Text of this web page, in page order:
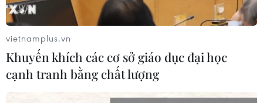
Nam là "sự trừu tượng được dàn dựng táo bạo rất nghệ
thuật về các quan hệ xã hội nhờ sử dụng những cấu
trúc cụ thể."
vietnamplus.vn
Khuyến khích các cơ sở giáo dục đại học
cạnh tranh bằng chất lượng